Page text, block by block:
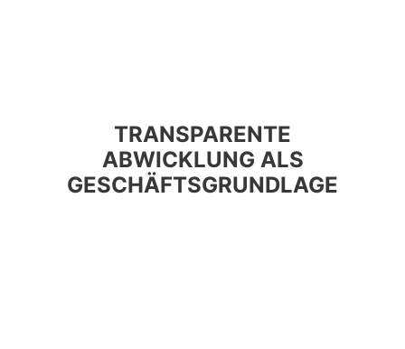
TRANSPARENTE
ABWICKLUNG ALS
GESCHÄFTSGRUNDLAGE